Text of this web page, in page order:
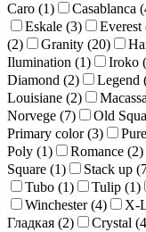
Caro (1) Casablanca (
Eskale (3) Everest
(2) Granity (20)
Ilumination (1) Iroko (
Diamond (2) Legend
Louisiane (2)
Norvege (7) Old
Primary color (3)
Poly (1) Romance (2)
Square (1) Stack up (
Tubo (1) Tulip (1)
Winchester (4) X-
Гладкая (2) Crystal (4